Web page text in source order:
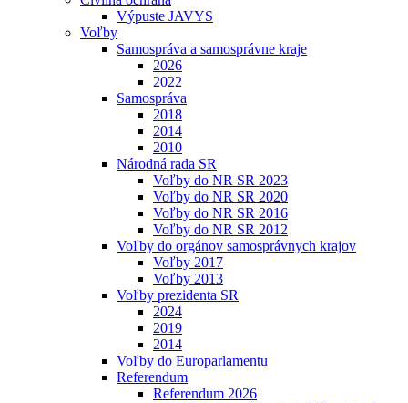
Výpuste JAVYS
Voľby
Samospráva a samosprávne kraje
2026
2022
Samospráva
2018
2014
2010
Národná rada SR
Voľby do NR SR 2023
Voľby do NR SR 2020
Voľby do NR SR 2016
Voľby do NR SR 2012
Voľby do orgánov samosprávnych krajov
Voľby 2017
Voľby 2013
Voľby prezidenta SR
2024
2019
2014
Voľby do Europarlamentu
Referendum
Referendum 2026